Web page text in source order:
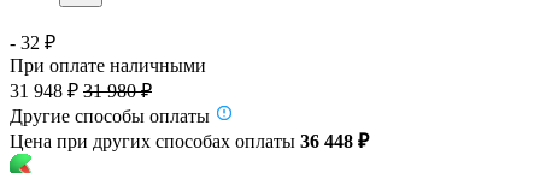
- 32 ₽
При оплате наличными
31 948 ₽ 31 980 ₽
Другие способы оплаты
Цена при других способах оплаты 36 448 ₽